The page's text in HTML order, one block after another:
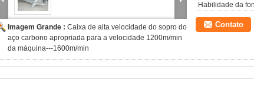
Imagem Grande : Caixa de alta velocidade do sopro do
aço carbono apropriada para a velocidade 1200m/min
da máquina---1600m/min
Habilidade da
Contato